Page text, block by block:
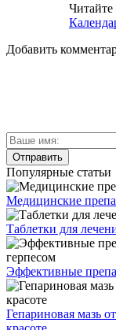
Читайте
Добавить
Популярные статьи
Медицинские
Таблетки для
Эффективные
Гепариновая мазь